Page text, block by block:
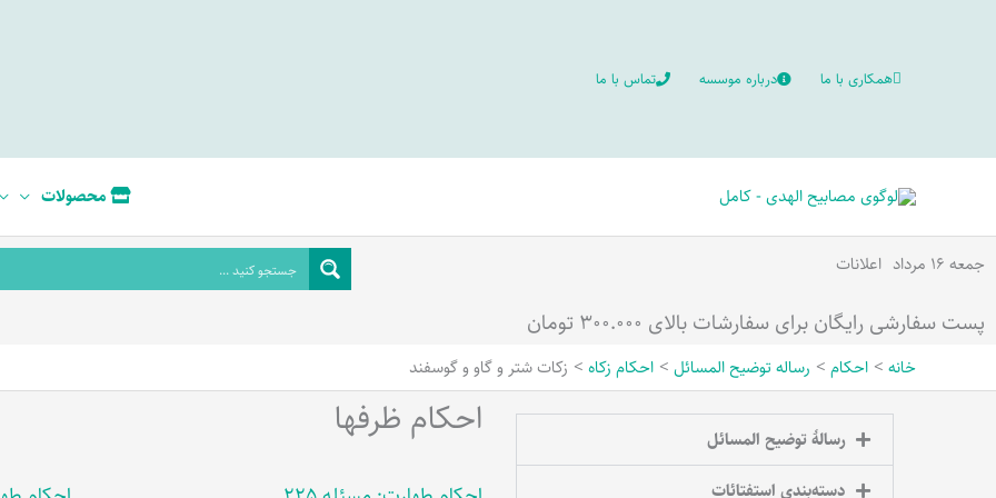
همکاری با ما درباره موسسه تماس با ما
محصولات
جمعه ۱۶ مرداد اعلانات
پست سفارشی رایگان برای سفارشات بالای ۳۰۰.۰۰۰ تومان
خانه احکام رساله توضیح المسائل احکام زکاه زکات شتر و گاو و گوسفند
رسالۀ توضیح المسائل
دسته‌بندی استفتائات
احکام ظرفها